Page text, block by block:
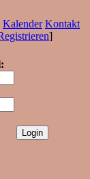
Kalender Kontakt
]